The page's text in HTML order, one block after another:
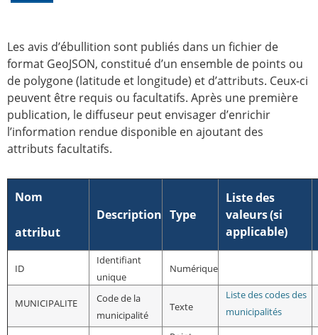
Les avis d’ébullition sont publiés dans un fichier de
format GeoJSON, constitué d’un ensemble de points ou
de polygone (latitude et longitude) et d’attributs. Ceux-ci
peuvent être requis ou facultatifs. Après une première
publication, le diffuseur peut envisager d’enrichir
l’information rendue disponible en ajoutant des
attributs facultatifs.
Nom
attribut
Description Type
Liste des
valeurs(si
applicable)
ID
Identifiant
unique
Numérique
MUNICIPALITE
Code de la
municipalité
Texte
Liste des codes des
municipalités